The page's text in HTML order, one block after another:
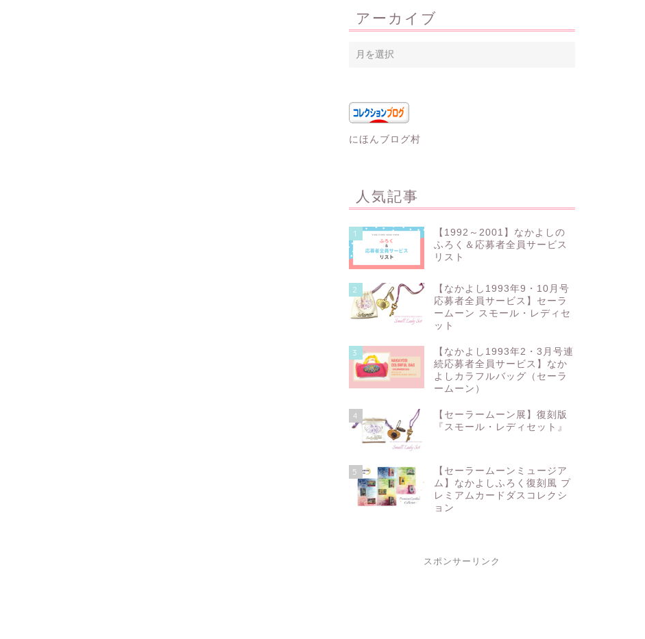
アーカイブ
にほんブログ村
人気記事
1
【1992～2001】なかよしの
ふろく＆応募者全員サービス
リスト
2
【なかよし1993年9・10月号
応募者全員サービス】セーラ
ームーン スモール・レディセ
ット
3
【なかよし1993年2・3月号連
続応募者全員サービス】なか
よしカラフルバッグ（セーラ
ームーン）
4
【セーラームーン展】復刻版
『スモール・レディセット』
5
【セーラームーンミュージア
ム】なかよしふろく復刻風 プ
レミアムカードダスコレクシ
ョン
スポンサーリンク